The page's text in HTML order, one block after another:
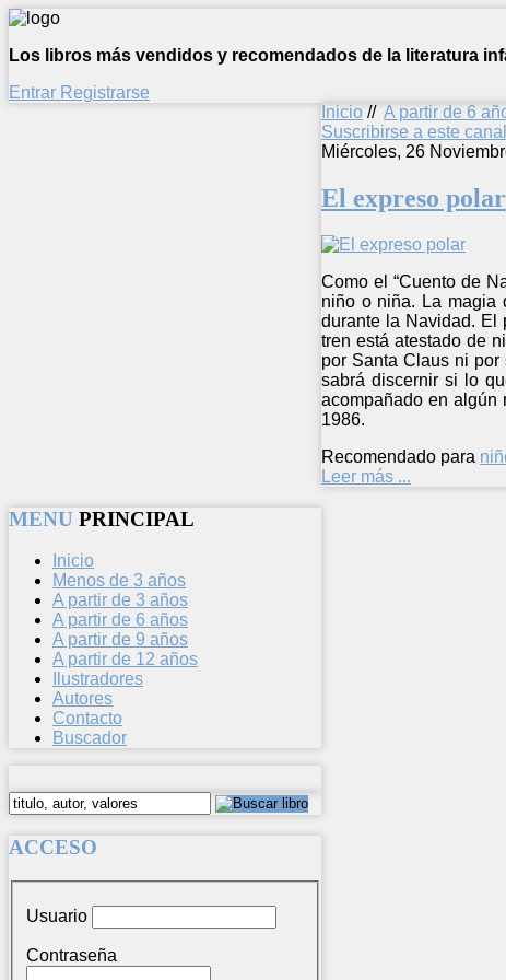
Los libros más vendidos y recomendados de la literatura
Entrar Registrarse
Inicio // A partir de 6
Suscribirse a este
Miércoles, 26
El expreso polar
Como el “Cuento de
niño o niña. La magia
durante la Navidad. El
tren está atestado de
por Santa Claus ni
sabrá discernir si lo
acompañado en algún
1986.
Recomendado para
Leer más ...
MENU PRINCIPAL
Inicio
Menos de 3 años
A partir de 3 años
A partir de 6 años
A partir de 9 años
A partir de 12 años
Ilustradores
Autores
Contacto
Buscador
ACCESO
Usuario
Contraseña